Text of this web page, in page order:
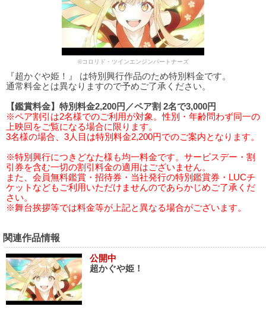
©コロリド・ツインエンジンパートナーズ
『超かぐや姫！』 は特別興行作品のため特別料金です。
通常料金とは異なりますので予めご了承ください。
【鑑賞料金】特別料金2,200円／ペア割 2名で3,000円
※ペア割引は2名様でのご利用が対象。性別・年齢問わず同一の
上映回をご覧になる場合に限ります。
3名様の場合、3人目は特別料金2,200円でのご案内となります。
※特別興行につきどなた様も均一料金です。サービスデー・割
引券を含む一切の割引料金の適用はございません。
また、会員無料鑑賞・招待券・当社発行の特別鑑賞券・LUCチ
ケットなどもご利用いただけませんのであらかじめご了承くだ
さい。
※舞台挨拶等では料金等が上記と異なる場合がございます。
関連作品情報
公開中
超かぐや姫！